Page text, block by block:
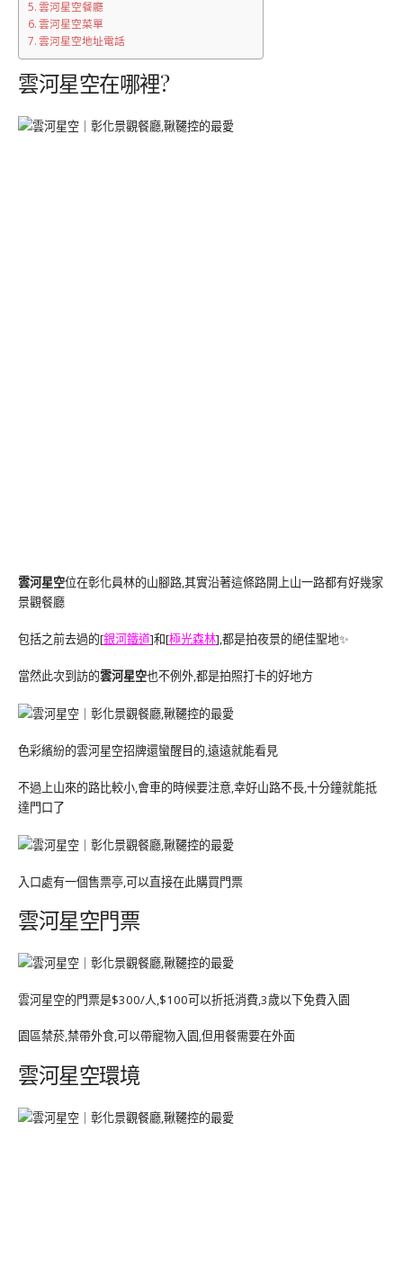
雲河星空餐廳
雲河星空菜單
雲河星空地址電話
雲河星空在哪裡?
雲河星空位在彰化員林的山腳路,其實沿著這條路開上山一路都有好幾家
景觀餐廳
包括之前去過的[銀河鐵道]和[極光森林],都是拍夜景的絕佳聖地✨
當然此次到訪的雲河星空也不例外,都是拍照打卡的好地方
色彩繽紛的雲河星空招牌還蠻醒目的,遠遠就能看見
不過上山來的路比較小,會車的時候要注意,幸好山路不長,十分鐘就能抵
達門口了
入口處有一個售票亭,可以直接在此購買門票
雲河星空門票
雲河星空的門票是$300/人,$100可以折抵消費,3歲以下免費入園
園區禁菸,禁帶外食,可以帶寵物入園,但用餐需要在外面
雲河星空環境